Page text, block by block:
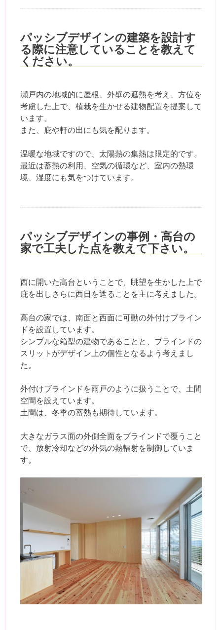
パッシブデザインの建築を設計す
る際に注意していることを教えて
ください。
瀬戸内の地域的に屋根、外壁の遮熱を考え、方位を
考慮した上で、植栽を生かせる建物配置を提案して
います。
また、庇や軒の出にも気を配ります。
温暖な地域ですので、太陽熱の集熱は限定的です。
最近は蓄熱の利用、空気の循環など、室内の熱環
境、湿度にも気をつけています。
パッシブデザインの事例・高台の
家で工夫した点を教えて下さい。
西に開いた高台ということで、眺望を生かした上で
庇を出しさらに西日を遮ることを主に考えました。
高台の家では、南面と西面に可動の外付けブライン
ドを設置しています。
シンプルな箱型の建物であることと、ブラインドの
スリットがデザイン上の個性となるよう考えまし
た。
外付けブラインドを雨戸のように扱うことで、土間
空間を設えています。
土間は、冬季の蓄熱も期待しています。
大きなガラス面の外側全面をブラインドで覆うこと
で、放射冷却などの外気の熱輻射を制御していま
す。